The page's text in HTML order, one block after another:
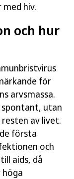
hiv.
och hur
för
arvsmassa.
utan
av livet.
första
och
aids, då